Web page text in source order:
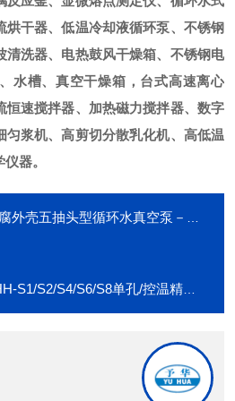
烘干器、低温冷却液循环泵、不锈钢
清洗器、电热鼓风干燥箱、不锈钢电
水槽、真空干燥箱，台式高速离心
恒速搅拌器、加热磁力搅拌器、数字
匀浆机、高剪切分散乳化机、高低温
器。
壳五抽头型循环水真空泵－巩义予华
S2/S4/S6/S8单孔/控温精度1℃+智能恒温